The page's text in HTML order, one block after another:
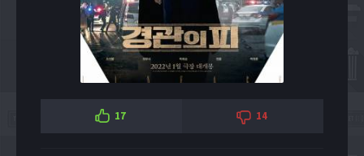
17 14